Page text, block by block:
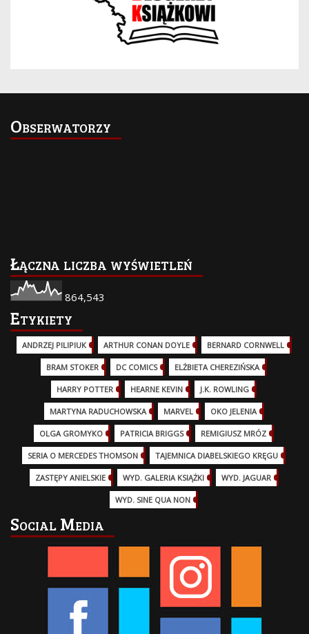
Obserwatorzy
Łączna liczba wyświetleń
864,543
Etykiety
ANDRZEJ PILIPIUK (29)ARTHUR CONAN DOYLE BERNARD CORNWELL
BRAM STOKER DC COMICS (17)ELŻBIETA CHEREZIŃSKA
HARRY POTTER (13)HEARNE KEVIN J.K. ROWLING
MARTYNA RADUCHOWSKA MARVEL (32)OKO JELENIA
OLGA GROMYKO PATRICIA BRIGGS (12)REMIGIUSZ MRÓZ
SERIA O MERCEDES THOMSON (11)TAJEMNICA DIABELSKIEGO KRĘGU
ZASTĘPY ANIELSKIE WYD. GALERIA KSIĄŻKI WYD. JAGUAR
WYD. SINE QUA NON
Social Media